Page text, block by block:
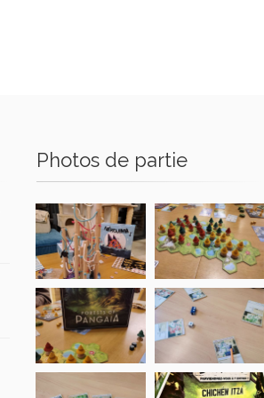
Photos de partie